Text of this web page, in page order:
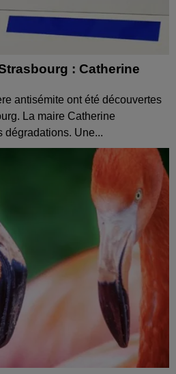
: Catherine
antisémite ont été découvertes
La maire Catherine
dégradations. Une...